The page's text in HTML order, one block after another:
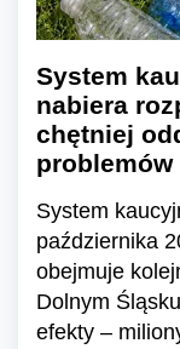
System
nabiera
chętniej
System
października
obejmuje
Dolnym
efekty –